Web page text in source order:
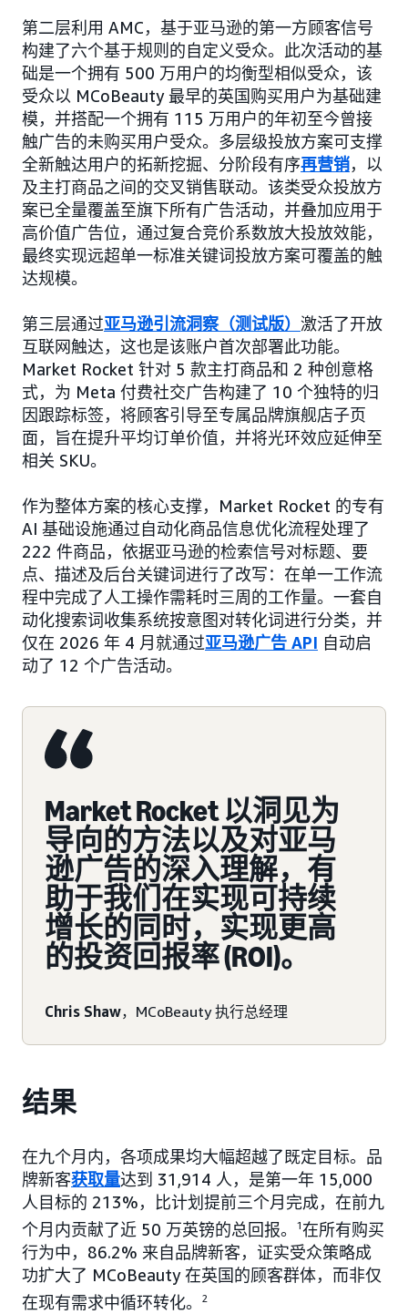
第二层利用 AMC，基于亚马逊的第一方顾客信号
构建了六个基于规则的自定义受众。此次活动的基
础是一个拥有 500 万用户的均衡型相似受众，该
受众以 MCoBeauty 最早的英国购买用户为基础建
模，并搭配一个拥有 115 万用户的年初至今曾接
触广告的未购买用户受众。‌多层级投放方案可支撑
全新触达用户的拓新挖掘、分阶段有序再营销，以
及主打商品之间的交叉销售联动‌。该类受众投放方
案已全量覆盖至旗下所有广告活动，并叠加应用于
高价值广告位，通过复合竞价系数放大投放效能，
最终实现远超单一标准关键词投放方案可覆盖的触
达规模。
第三层通过亚马逊引流洞察（测试版） 激活了开放
互联网触达，这也是该账户首次部署此功能。
Market Rocket 针对 5 款主打商品和 2 种创意格
式，为 Meta 付费社交广告构建了 10 个独特的归
因跟踪标签，将顾客引导至专属品牌旗舰店子页
面，旨在提升平均订单价值，并将光环效应延伸至
相关 SKU。
作为整体方案的核心支撑，Market Rocket 的专有
AI 基础设施通过自动化商品信息优化流程处理了
222 件商品，依据亚马逊的检索信号对标题、要
点、描述及后台关键词进行了改写：在单一工作流
程中完成了人工操作需耗时三周的工作量。一套自
动化搜索词收集系统按意图对转化词进行分类，并
仅在 2026 年 4 月就通过亚马逊广告 API 自动启
动了 12 个广告活动。
Market Rocket 以洞见为
导向的方法以及对亚马
逊广告的深入理解，有
助于我们在实现可持续
增长的同时，实现更高
的投资回报率 (ROI)。
Chris Shaw，MCoBeauty 执行总经理
结果
在九个月内，各项成果均大幅超越了既定目标。品
牌新客获取量达到 31,914 人，是第一年 15,000
人目标的 213%，比计划提前三个月完成，在前九
个月内贡献了近 50 万英镑的总回报。
1在所有购买
行为中，86.2% 来自品牌新客，证实受众策略成
功扩大了 MCoBeauty 在英国的顾客群体，而非仅
在现有需求中循环转化。
2